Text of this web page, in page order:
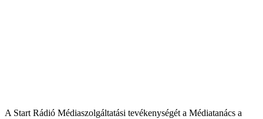
A Start Rádió Médiaszolgáltatási tevékenységét a Médiatanács a